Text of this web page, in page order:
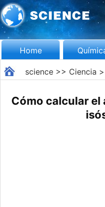
Home
science>> Ciencia
Cómo calcular el